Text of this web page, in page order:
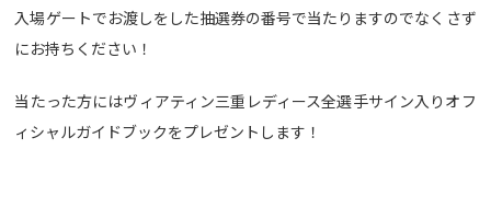
入場ゲートでお渡しをした抽選券の番号で当たりますのでなくさず
にお持ちください！
当たった方にはヴィアティン三重レディース全選手サイン入りオフ
ィシャルガイドブックをプレゼントします！